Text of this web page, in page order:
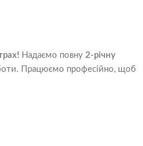
Надаємо повну 2-річну
Працюємо професійно, щоб